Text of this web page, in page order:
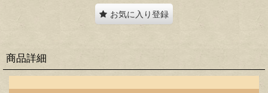
お気に入り登録
商品詳細